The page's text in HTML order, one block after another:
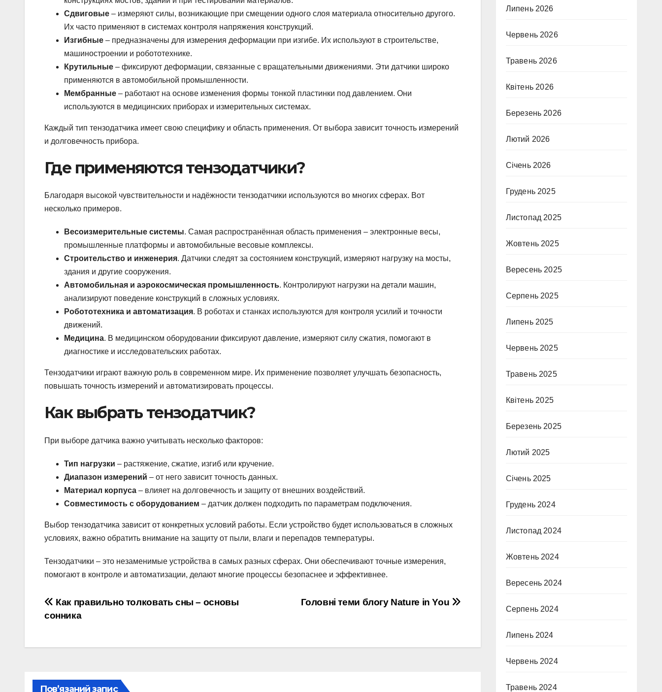
Сдвиговые – измеряют силы, возникающие при смещении одного слоя материала относительно другого.
Их часто применяют в системах контроля напряжения конструкций.
Изгибные – предназначены для измерения деформации при изгибе. Их используют в строительстве,
машиностроении и робототехнике.
Крутильные – фиксируют деформации, связанные с вращательными движениями. Эти датчики широко
применяются в автомобильной промышленности.
Мембранные – работают на основе изменения формы тонкой пластинки под давлением. Они
используются в медицинских приборах и измерительных системах.
Каждый тип тензодатчика имеет свою специфику и область применения. От выбора зависит точность измерений
и долговечность прибора.
Где применяются тензодатчики?
Благодаря высокой чувствительности и надёжности тензодатчики используются во многих сферах. Вот
несколько примеров.
Весоизмерительные системы. Самая распространённая область применения – электронные весы,
промышленные платформы и автомобильные весовые комплексы.
Строительство и инженерия. Датчики следят за состоянием конструкций, измеряют нагрузку на мосты,
здания и другие сооружения.
Автомобильная и аэрокосмическая промышленность. Контролируют нагрузки на детали машин,
анализируют поведение конструкций в сложных условиях.
Робототехника и автоматизация. В роботах и станках используются для контроля усилий и точности
движений.
Медицина. В медицинском оборудовании фиксируют давление, измеряют силу сжатия, помогают в
диагностике и исследовательских работах.
Тензодатчики играют важную роль в современном мире. Их применение позволяет улучшать безопасность,
повышать точность измерений и автоматизировать процессы.
Как выбрать тензодатчик?
При выборе датчика важно учитывать несколько факторов:
Тип нагрузки – растяжение, сжатие, изгиб или кручение.
Диапазон измерений – от него зависит точность данных.
Материал корпуса – влияет на долговечность и защиту от внешних воздействий.
Совместимость с оборудованием – датчик должен подходить по параметрам подключения.
Выбор тензодатчика зависит от конкретных условий работы. Если устройство будет использоваться в сложных
условиях, важно обратить внимание на защиту от пыли, влаги и перепадов температуры.
Тензодатчики – это незаменимые устройства в самых разных сферах. Они обеспечивают точные измерения,
помогают в контроле и автоматизации, делают многие процессы безопаснее и эффективнее.
Навігація
Головні теми блогу Nature in You
Как правильно толковать сны – основы
сонника
Пов’язаний запис
Липень 2026
Червень 2026
Травень 2026
Квітень 2026
Березень 2026
Лютий 2026
Січень 2026
Грудень 2025
Листопад 2025
Жовтень 2025
Вересень 2025
Серпень 2025
Липень 2025
Червень 2025
Травень 2025
Квітень 2025
Березень 2025
Лютий 2025
Січень 2025
Грудень 2024
Листопад 2024
Жовтень 2024
Вересень 2024
Серпень 2024
Липень 2024
Червень 2024
Травень 2024